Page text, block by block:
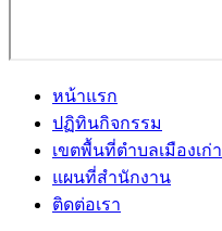
หน้าแรก
ปฏิทินกิจกรรม
เขตพื้นที่ตำบลเมืองเก่า
แผนที่สำนักงาน
ติดต่อเรา